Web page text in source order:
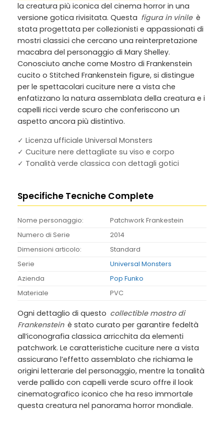
la creatura più iconica del cinema horror in una
versione gotica rivisitata. Questa figura in vinile è
stata progettata per collezionisti e appassionati di
mostri classici che cercano una reinterpretazione
macabra del personaggio di Mary Shelley.
Conosciuto anche come Mostro di Frankenstein
cucito o Stitched Frankenstein figure, si distingue
per le spettacolari cuciture nere a vista che
enfatizzano la natura assemblata della creatura e i
capelli ricci verde scuro che conferiscono un
aspetto ancora più distintivo.
✓ Licenza ufficiale Universal Monsters
✓ Cuciture nere dettagliate su viso e corpo
✓ Tonalità verde classica con dettagli gotici
Specifiche Tecniche Complete
Nome personaggio:
Patchwork Frankestein
Numero di Serie
2014
Dimensioni articolo:
Standard
Serie
Universal Monsters
Azienda
Pop Funko
Materiale
PVC
Ogni dettaglio di questo collectible mostro di
Frankenstein è stato curato per garantire fedeltà
all’iconografia classica arricchita da elementi
patchwork. Le caratteristiche cuciture nere a vista
assicurano l’effetto assemblato che richiama le
origini letterarie del personaggio, mentre la tonalità
verde pallido con capelli verde scuro offre il look
cinematografico iconico che ha reso immortale
questa creatura nel panorama horror mondiale.